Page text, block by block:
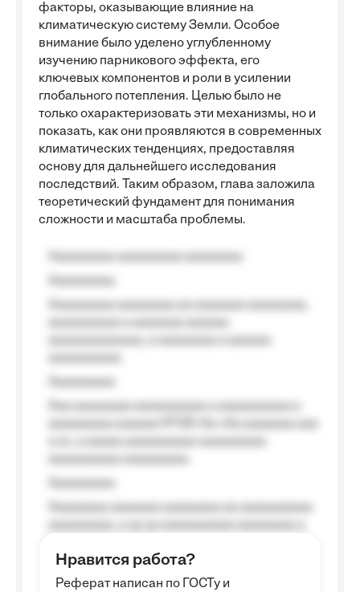
факторы, оказывающие влияние на
климатическую систему Земли. Особое
внимание было уделено углубленному
изучению парникового эффекта, его
ключевых компонентов и роли в усилении
глобального потепления. Целью было не
только охарактеризовать эти механизмы, но и
показать, как они проявляются в современных
климатических тенденциях, предоставляя
основу для дальнейшего исследования
последствий. Таким образом, глава заложила
теоретический фундамент для понимания
сложности и масштаба проблемы.
Aaaaaaaaa
Нравится работа?
Реферат написан по ГОСТу и